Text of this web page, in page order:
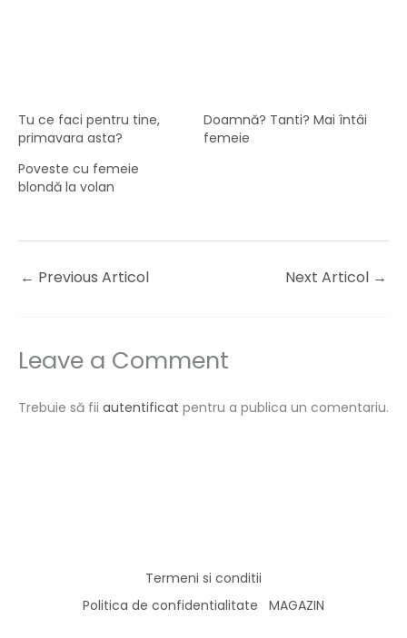
Tu ce faci pentru tine,
primavara asta?
Doamnă? Tanti? Mai întâi
femeie
Poveste cu femeie
blondă la volan
← Previous Articol Next Articol →
Leave a Comment
Trebuie să fii autentificat pentru a publica un comentariu.
Termeni si conditii
Politica de confidentialitate
MAGAZIN